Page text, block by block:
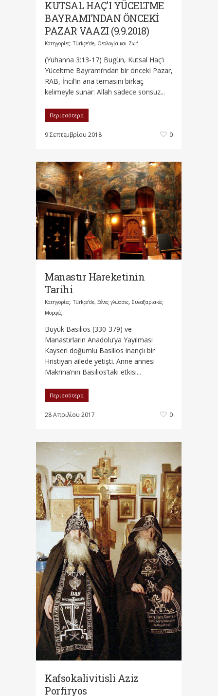
KUTSAL HAÇ’I YÜCELTME
BAYRAMI’NDAN ÖNCEKİ
PAZAR VAAZI (9.9.2018)
Κατηγορίες:Türkçe’de, Θεολογία και Ζωή
(Yuhanna 3:13-17) Bugün, Kutsal Haç’ı
Yüceltme Bayramı’ndan bir önceki Pazar,
RAB, İncil’in ana temasını birkaç
kelimeyle sunar: Allah sadece sonsuz...
Περισσότερα
9 Σεπτεμβρίου 2018 0
Manastır Hareketinin
Tarihi
Κατηγορίες:Türkçe’de, Ξένες γλώσσες, Συναξαριακές
Μορφές
Büyük Basilios (330-379) ve
Manastırların Anadolu’ya Yayılması
Kayseri doğumlu Basilios inançlı bir
Hristiyan ailede yetişti. Anne annesi
Makrina’nın Basilios’taki etkisi...
Περισσότερα
28 Απριλίου 2017 0
Kafsokalivitisli Aziz
Porfiryos